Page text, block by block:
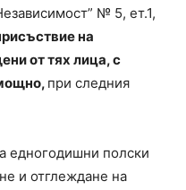
№ 5, ет.1,
на
от тях лица, с
при следния
едногодишни полски
и отглеждане на